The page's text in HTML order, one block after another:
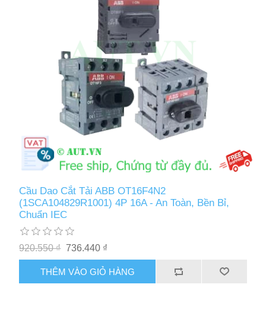
Cầu Dao Cắt Tải ABB OT16F4N2
(1SCA104829R1001) 4P 16A - An Toàn, Bền Bỉ,
Chuẩn IEC
920.550 ₫ 736.440 ₫
THÊM VÀO GIỎ HÀNG